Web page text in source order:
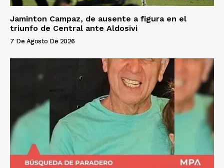
Jaminton Campaz, de ausente a figura en el
triunfo de Central ante Aldosivi
7 De Agosto De 2026